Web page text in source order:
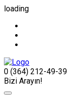
loading
0 (364) 212-49-39
Bizi Arayın!